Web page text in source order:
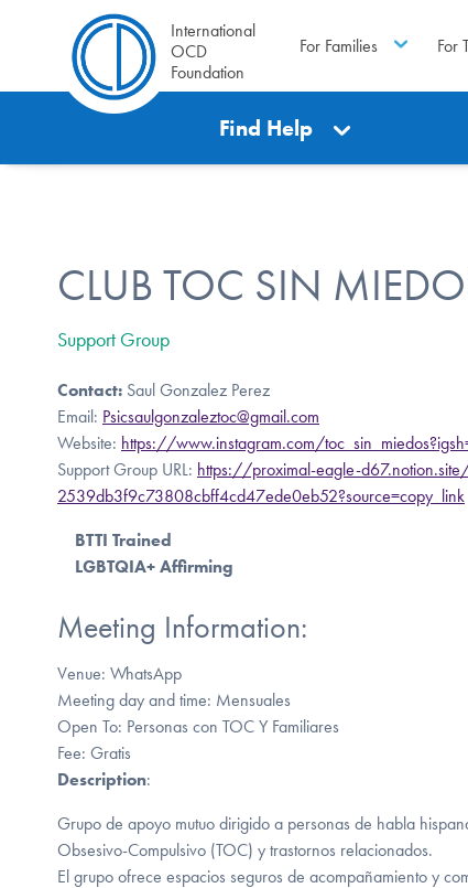
International
OCD
Foundation
For Families For
Find Help
CLUB TOC SIN
Support Group
Contact: Saul Gonzalez Perez
Email: Psicsaulgonzaleztoc@gmail.com
Website: https://www.instagram.com/
Support Group URL: https://proximal-eagle-
2539db3f9c73808cbff4cd47ede0eb52?source=copy_link
BTTI Trained
LGBTQIA+ Affirming
Meeting Information:
Venue: WhatsApp
Meeting day and time: Mensuales
Open To: Personas con TOC Y Familiares
Fee: Gratis
Description:
Grupo de apoyo mutuo dirigido a personas de habla
Obsesivo-Compulsivo (TOC) y trastornos relacionados.
El grupo ofrece espacios seguros de acompañamiento y